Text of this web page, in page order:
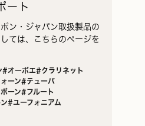
ート
ン・ジャパン取扱製品の
ては、こちらのページを
#オーボエ#クラリネット
ーン#テューバ
ーン#フルート
#ユーフォニアム